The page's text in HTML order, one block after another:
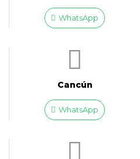
WhatsApp
Cancún
WhatsApp